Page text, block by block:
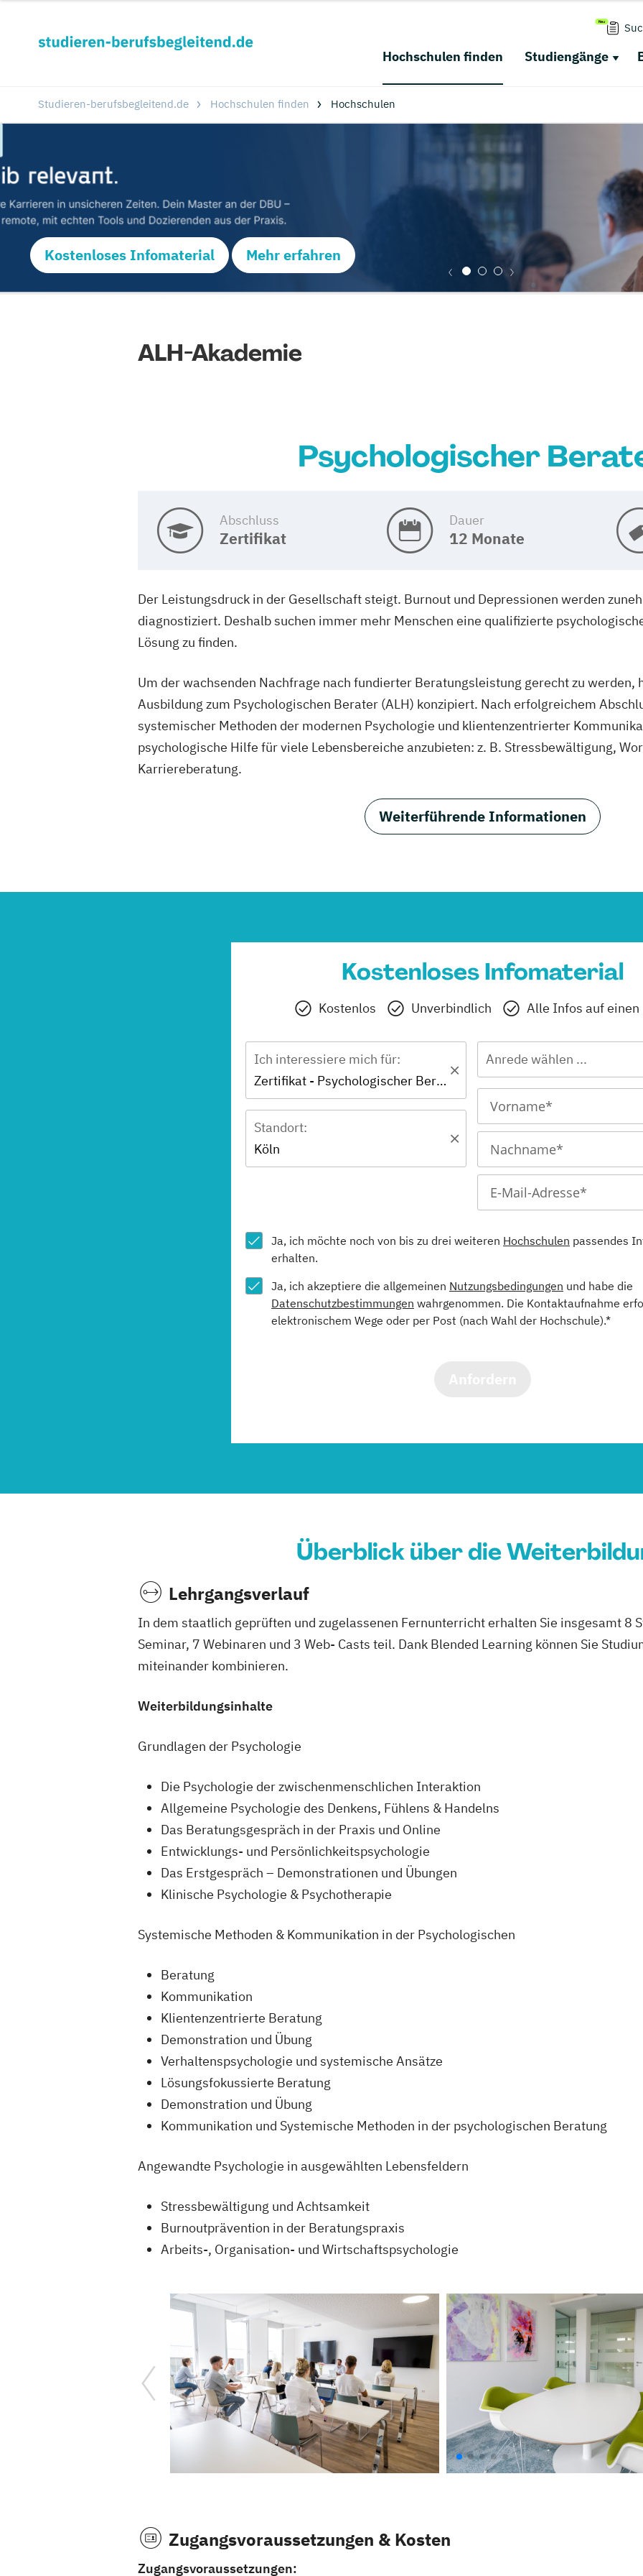
Hochschulen finden Studiengänge
Studieren-berufsbegleitend.de Hochschulen finden Hochschulen
Kostenloses Infomaterial Mehr erfahren
ALH-Akademie
Psychologischer
Abschluss
Zertifikat
Dauer
12 Monate
Der Leistungsdruck in der Gesellschaft steigt. Burnout und Depressionen werden
diagnostiziert. Deshalb suchen immer mehr Menschen eine qualifizierte
Lösung zu finden.
Um der wachsenden Nachfrage nach fundierter Beratungsleistung gerecht zu werden,
Ausbildung zum Psychologischen Berater (ALH) konzipiert. Nach erfolgreichem
systemischer Methoden der modernen Psychologie und klientenzentrierter
psychologische Hilfe für viele Lebensbereiche anzubieten: z. B. Stressbewältigung,
Karriereberatung.
Weiterführende Informationen
Kostenloses Infomaterial
Kostenlos Unverbindlich Alle Infos auf einen
Ich interessiere mich für:
Zertifikat - Psychologischer Berater
Standort:
Köln
Anrede wählen ...
Ja, ich möchte noch von bis zu drei weiteren Hochschulen passendes
erhalten.
Ja, ich akzeptiere die allgemeinen Nutzungsbedingungen und habe die
Datenschutzbestimmungen wahrgenommen. Die Kontaktaufnahme
elektronischem Wege oder per Post (nach Wahl der Hochschule).*
Überblick über die
Lehrgangsverlauf
In dem staatlich geprüften und zugelassenen Fernunterricht erhalten Sie insgesamt 8
Seminar, 7 Webinaren und 3 Web- Casts teil. Dank Blended Learning können Sie
miteinander kombinieren.
Weiterbildungsinhalte
Grundlagen der Psychologie
Die Psychologie der zwischenmenschlichen Interaktion
Allgemeine Psychologie des Denkens, Fühlens & Handelns
Das Beratungsgespräch in der Praxis und Online
Entwicklungs- und Persönlichkeitspsychologie
Das Erstgespräch – Demonstrationen und Übungen
Klinische Psychologie & Psychotherapie
Systemische Methoden & Kommunikation in der Psychologischen
Beratung
Kommunikation
Klientenzentrierte Beratung
Demonstration und Übung
Verhaltenspsychologie und systemische Ansätze
Lösungsfokussierte Beratung
Demonstration und Übung
Kommunikation und Systemische Methoden in der psychologischen Beratung
Angewandte Psychologie in ausgewählten Lebensfeldern
Stressbewältigung und Achtsamkeit
Burnoutprävention in der Beratungspraxis
Arbeits-, Organisation- und Wirtschaftspsychologie
Zugangsvoraussetzungen & Kosten
Zugangsvoraussetzungen: